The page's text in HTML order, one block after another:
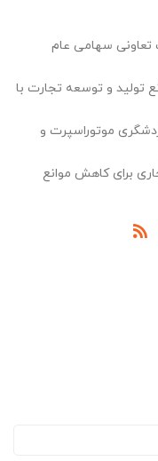
سهامی عام
تولید و توسعه تجارت با
موتوراسپرت و
برای کاهش موانع